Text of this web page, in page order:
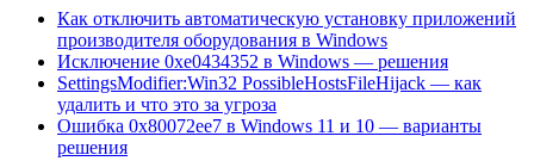
Как отключить автоматическую установку приложений
производителя оборудования в Windows
Исключение 0xe0434352 в Windows — решения
SettingsModifier:Win32 PossibleHostsFileHijack — как
удалить и что это за угроза
Ошибка 0x80072ee7 в Windows 11 и 10 — варианты
решения